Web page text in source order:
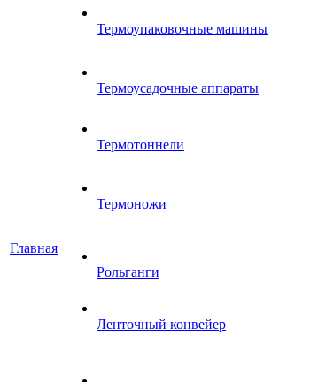
Главная
Термоупаковочные машины
Термоусадочные аппараты
Термотоннели
Термоножи
Рольганги
Ленточный конвейер